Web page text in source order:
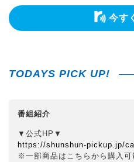
今す
TODAYS PICK UP!
番組紹介
▼公式HP▼
https://shunshun-pickup.jp/
※一部商品はこちらから購入可